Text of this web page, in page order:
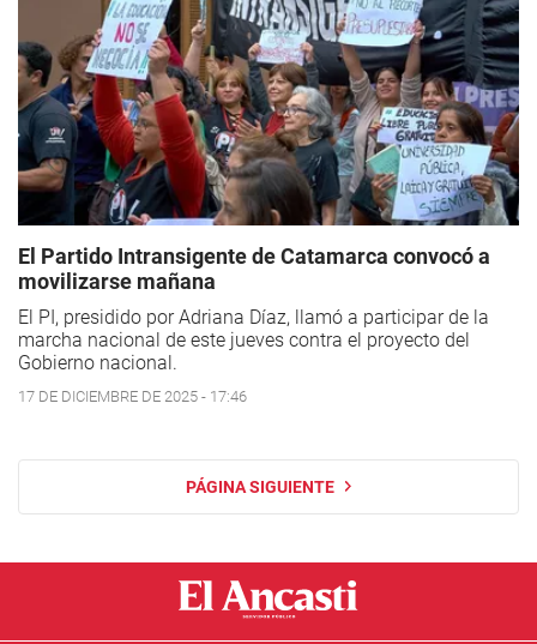
El Partido Intransigente de Catamarca convocó a
movilizarse mañana
El PI, presidido por Adriana Díaz, llamó a participar de la
marcha nacional de este jueves contra el proyecto del
Gobierno nacional.
17 DE DICIEMBRE DE 2025 - 17:46
PÁGINA SIGUIENTE